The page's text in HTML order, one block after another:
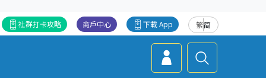
繁简
下載 App
商戶中心
社群打卡攻略